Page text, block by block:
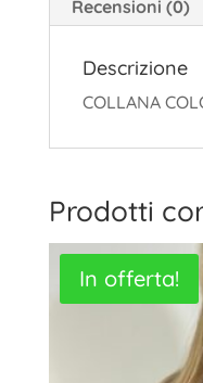
Recensioni (0)
Descrizione
COLLANA
Prodotti
In offerta!